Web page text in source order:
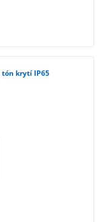
tón krytí IP65